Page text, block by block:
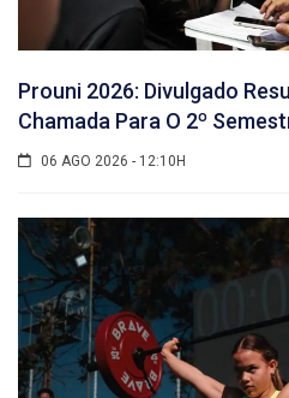
Prouni 2026: Divulgado
Chamada Para O 2º
06 AGO 2026 - 12:10H